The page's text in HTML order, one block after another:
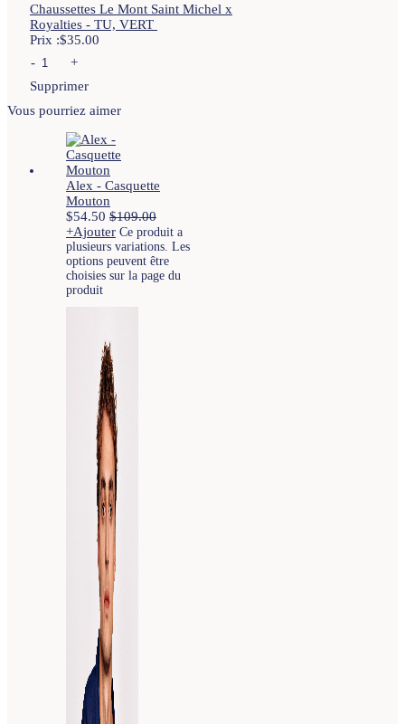
Chaussettes Le Mont Saint Michel x
Royalties - TU, VERT
Prix :$35.00
-
+
Supprimer
Vous pourriez aimer
Alex - Casquette
Mouton
$54.50 $109.00
+Ajouter Ce produit a
plusieurs variations. Les
options peuvent être
choisies sur la page du
produit